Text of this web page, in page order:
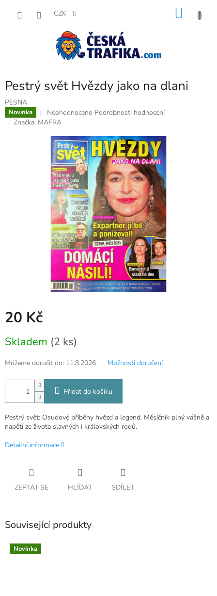
CZK
Pestrý svět Hvězdy jako na dlani
PESNA
Novinka
Průměrné
hodnocení
0,0
hvězdiček.
Neohodnoceno Podrobnosti hodnocení
Značka: MAFRA
20 Kč
cena:
Skladem (2 ks)
Můžeme doručit do: 11.8.2026 Možnosti doručení
Přidat do košíku
Pestrý svět: Osudové příběhy hvězd a legend. Měsíčník plný vášně a
napětí ze života slavných i královských rodů.
Detailní informace
ZEPTAT SE HLÍDAT SDÍLET
Související produkty
Novinka